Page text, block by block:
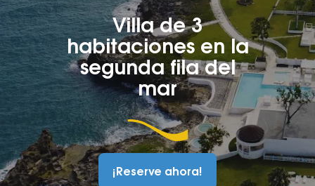
Villa de 3
habitaciones en la
segunda fila del
mar
¡Reserve ahora!